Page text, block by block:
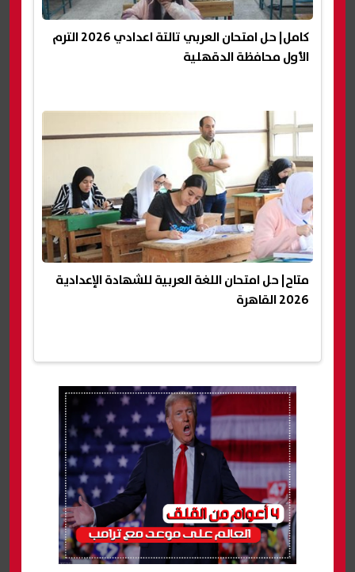
كامل| حل امتحان العربي تالتة اعدادي 2026 الترم
الأول محافظة الدقهلية
متاح| حل امتحان اللغة العربية للشهادة الإعدادية
2026 القاهرة